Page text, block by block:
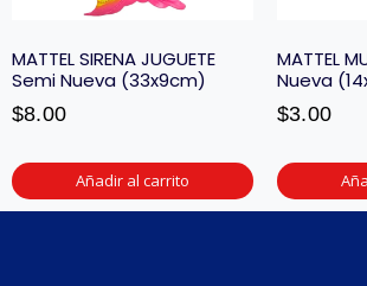
MATTEL SIRENA JUGUETE
Semi Nueva (33x9cm)
$8.00
Añadir al carrito
MATTEL
Nueva
$3.00